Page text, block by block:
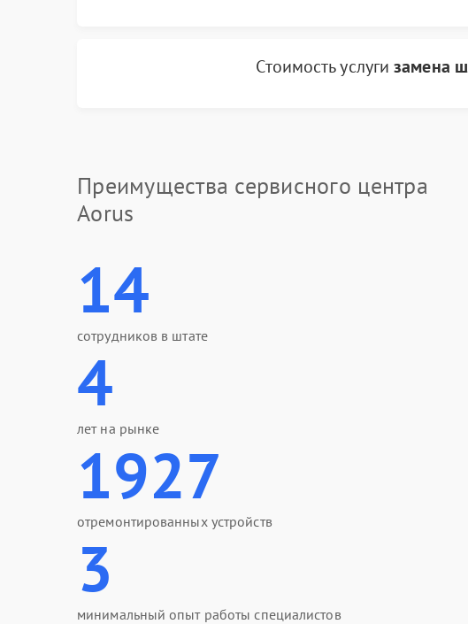
Стоимость услугизамена
Преимущества сервисного центра
Aorus
14
сотрудников в штате
4
лет на рынке
1927
отремонтированных устройств
3
минимальный опыт работы специалистов